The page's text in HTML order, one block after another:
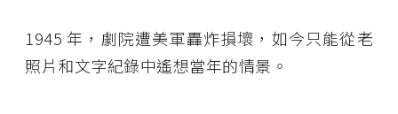
1945 年，劇院遭美軍轟炸損壞，如今只能從老
照片和文字紀錄中遙想當年的情景。